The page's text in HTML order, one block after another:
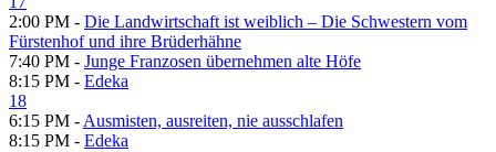
2:00 PM - Die Landwirtschaft ist weiblich – Die Schwestern vom
Fürstenhof und ihre Brüderhähne
7:40 PM - Junge Franzosen übernehmen alte Höfe
8:15 PM - Edeka
18
6:15 PM - Ausmisten, ausreiten, nie ausschlafen
8:15 PM - Edeka